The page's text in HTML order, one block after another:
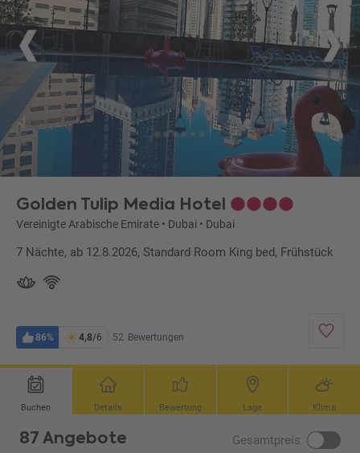
Golden Tulip Media Hotel
Vereinigte Arabische Emirate • Dubai • Dubai
7 Nächte, ab 12.8.2026, Standard Room King bed, Frühstück
86% 4,8/6 52 Bewertungen
Buchen Details Bewertung Lage Klima
87 Angebote Gesamtpreis